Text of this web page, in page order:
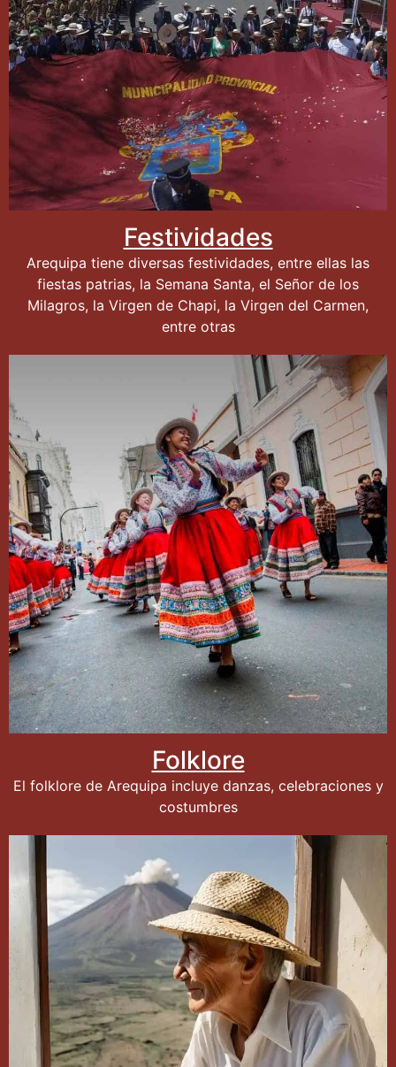
Festividades
Arequipa tiene diversas festividades, entre ellas las
fiestas patrias, la Semana Santa, el Señor de los
Milagros, la Virgen de Chapi, la Virgen del Carmen,
entre otras
Folklore
El folklore de Arequipa incluye danzas, celebraciones y
costumbres